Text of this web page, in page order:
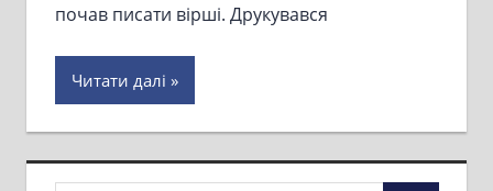
почав писати вірші. Друкувався
Читати далі